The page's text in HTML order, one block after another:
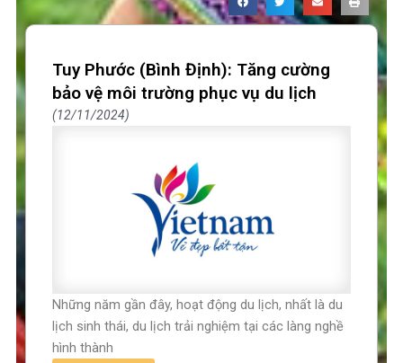
Tuy Phước (Bình Định): Tăng cường
bảo vệ môi trường phục vụ du lịch
12/11/2024
Những năm gần đây, hoạt động du lịch, nhất là du
lịch sinh thái, du lịch trải nghiệm tại các làng nghề
hình thành